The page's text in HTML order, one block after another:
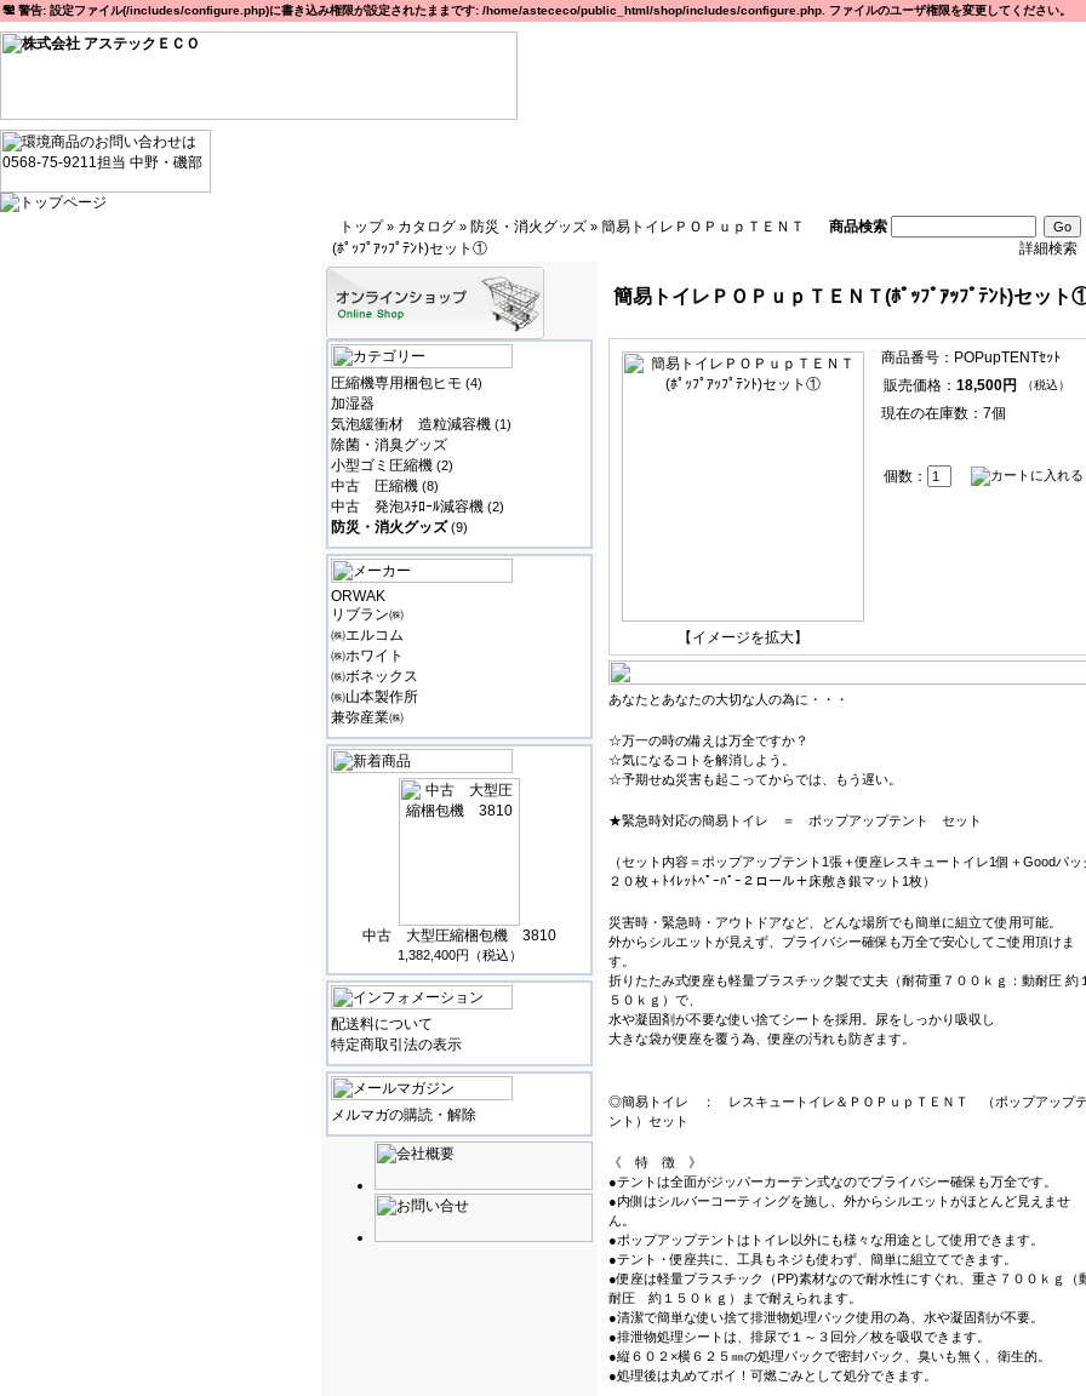
警告: 設定ファイル(/includes/configure.php)に書き込み権限が設定されたままです: /home/astececo/public_html/shop/includes/configure.php. ファイルのユーザ権限を変更してください。
トップ» カタログ » 防災・消火グッズ » 簡易トイレＰＯＰｕｐＴＥＮＴ
(ﾎﾟｯﾌﾟｱｯﾌﾟﾃﾝﾄ)セット①
商品検索
詳細検索
圧縮機専用梱包ヒモ (4)
加湿器
気泡緩衝材 造粒減容機 (1)
除菌・消臭グッズ
小型ゴミ圧縮機 (2)
中古 圧縮機 (8)
中古 発泡ｽﾁﾛｰﾙ減容機 (2)
防災・消火グッズ(9)
ORWAK
リブラン㈱
㈱エルコム
㈱ホワイト
㈱ボネックス
㈱山本製作所
兼弥産業㈱
中古 大型圧縮梱包機 3810
1,382,400円（税込）
配送料について
特定商取引法の表示
メルマガの購読・解除
簡易トイレＰＯＰｕｐＴＥＮＴ(ﾎﾟｯﾌﾟｱｯﾌﾟﾃﾝﾄ)セット
【イメージを拡大】
商品番号：POPupTENTｾｯﾄ
販売価格： 18,500円 （税込）
現在の在庫数：7個
個数：
あなたとあなたの大切な人の為に・・・
☆万一の時の備えは万全ですか？
☆気になるコトを解消しよう。
☆予期せぬ災害も起こってからでは、もう遅い。
★緊急時対応の簡易トイレ ＝ ポップアップテント セット
（セット内容＝ポップアップテント1張＋便座レスキュートイレ1個＋Goodパッ
２０枚＋ﾄｲﾚｯﾄﾍﾟｰﾊﾟｰ２ロール＋床敷き銀マット1枚）
災害時・緊急時・アウトドアなど、どんな場所でも簡単に組立て使用可能。
外からシルエットが見えず、プライバシー確保も万全で安心してご使用頂けま
す。
折りたたみ式便座も軽量プラスチック製で丈夫（耐荷重７００ｋｇ：動耐圧 約１
５０ｋｇ）で、
水や凝固剤が不要な使い捨てシートを採用。尿をしっかり吸収し
大きな袋が便座を覆う為、便座の汚れも防ぎます。
◎簡易トイレ ： レスキュートイレ＆ＰＯＰｕｐＴＥＮＴ （ポップアップテ
ント）セット
《 特 徴 》
●テントは全面がジッパーカーテン式なのでプライバシー確保も万全です。
●内側はシルバーコーティングを施し、外からシルエットがほとんど見えませ
ん。
●ポップアップテントはトイレ以外にも様々な用途として使用できます。
●テント・便座共に、工具もネジも使わず、簡単に組立てできます。
●便座は軽量プラスチック（PP)素材なので耐水性にすぐれ、重さ７００ｋｇ（
耐圧 約１５０ｋｇ）まで耐えられます。
●清潔で簡単な使い捨て排泄物処理パック使用の為、水や凝固剤が不要。
●排泄物処理シートは、排尿で１～３回分／枚を吸収できます。
●縦６０２×横６２５㎜の処理パックで密封パック、臭いも無く、衛生的。
●処理後は丸めてポイ！可燃ごみとして処分できます。